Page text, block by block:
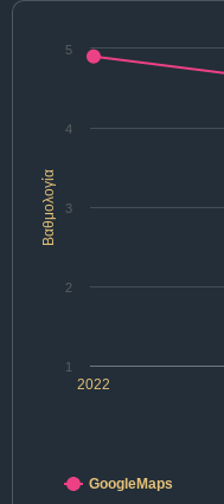
Βαθμολογία
2022
1
2
3
4
5
GoogleMaps